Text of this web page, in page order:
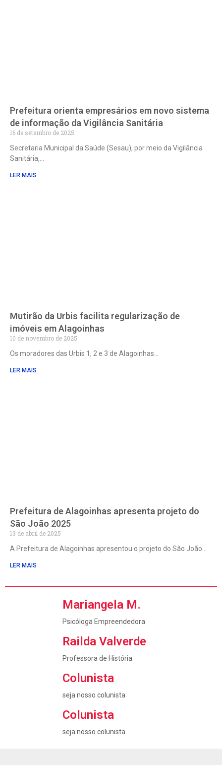
Prefeitura orienta empresários em novo sistema
de informação da Vigilância Sanitária
16 de setembro de 2025
Secretaria Municipal da Saúde (Sesau), por meio da Vigilância
Sanitária,
LER MAIS
Mutirão da Urbis facilita regularização de
imóveis em Alagoinhas
10 de novembro de 2025
Os moradores das Urbis 1, 2 e 3 de Alagoinhas
LER MAIS
Prefeitura de Alagoinhas apresenta projeto do
São João 2025
13 de abril de 2025
A Prefeitura de Alagoinhas apresentou o projeto do São João
LER MAIS
Mariangela M.
Psicóloga Empreendedora
Railda Valverde
Professora de História
Colunista
seja nosso colunista
Colunista
seja nosso colunista